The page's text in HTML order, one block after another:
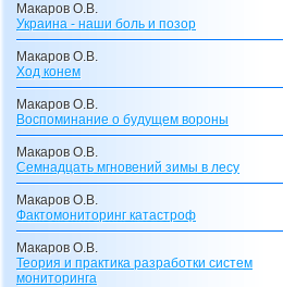
Макаров О.В.
Украина - наши боль и позор
Макаров О.В.
Ход конем
Макаров О.В.
Воспоминание о будущем вороны
Макаров О.В.
Семнадцать мгновений зимы в лесу
Макаров О.В.
Фактомониторинг катастроф
Макаров О.В.
Теория и практика разработки систем
мониторинга